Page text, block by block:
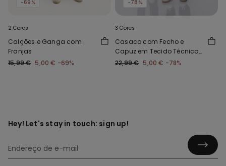
-69%
2 Cores
Calções e Ganga com
Franjas
15,99 € 5,00 € -69%
-78%
3 Cores
Casaco com Fecho e
Capuz em Tecido Técnico
Criança Unissexo
22,99 € 5,00 € -78%
Hey! Let's stay in touch: sign up!